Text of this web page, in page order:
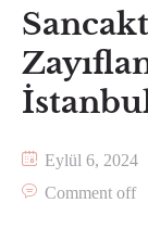
Eylül 6, 2024
Comment off